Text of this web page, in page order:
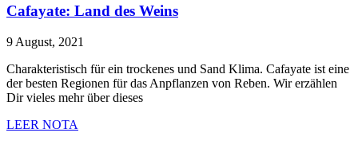
Cafayate: Land des Weins
9 August, 2021
Charakteristisch für ein trockenes und Sand Klima. Cafayate ist eine
der besten Regionen für das Anpflanzen von Reben. Wir erzählen
Dir vieles mehr über dieses
LEER NOTA